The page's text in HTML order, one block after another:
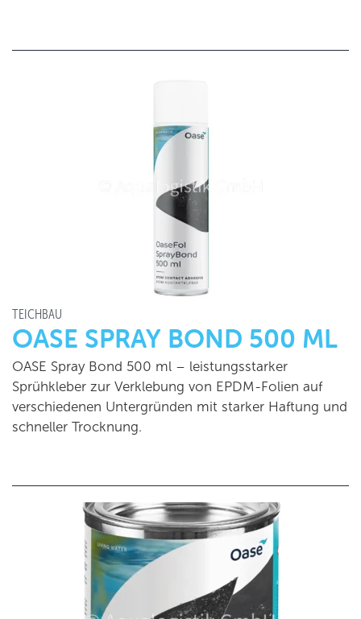
TEICHBAU
OASE SPRAY BOND 500 ML
OASE Spray Bond 500 ml – leistungsstarker
Sprühkleber zur Verklebung von EPDM-Folien auf
verschiedenen Untergründen mit starker Haftung und
schneller Trocknung.